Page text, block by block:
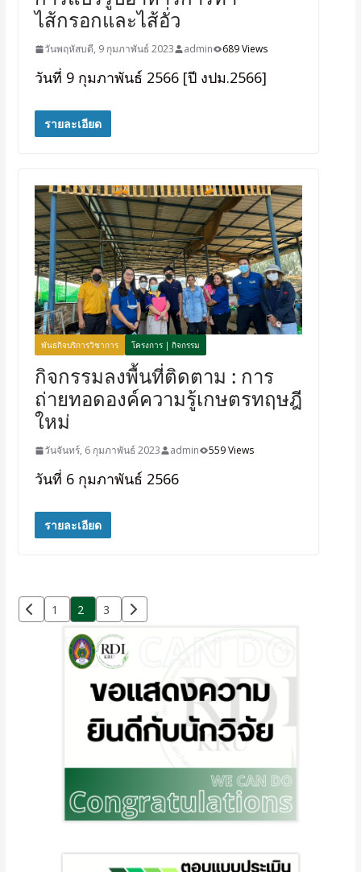
ไส้กรอกและไส้อั่ว
วันพฤหัสบดี, 9 กุมภาพันธ์ 2023 admin 689 Views
วันที่ 9 กุมภาพันธ์ 2566 [ปี งปม.2566]
รายละเอียด
พันธกิจบริการวิชาการ โครงการ | กิจกรรม
กิจกรรมลงพื้นที่ติดตาม : การ
ถ่ายทอดองค์ความรู้เกษตรทฤษฎี
ใหม่
วันจันทร์, 6 กุมภาพันธ์ 2023 admin 559 Views
วันที่ 6 กุมภาพันธ์ 2566
รายละเอียด
1 2 3